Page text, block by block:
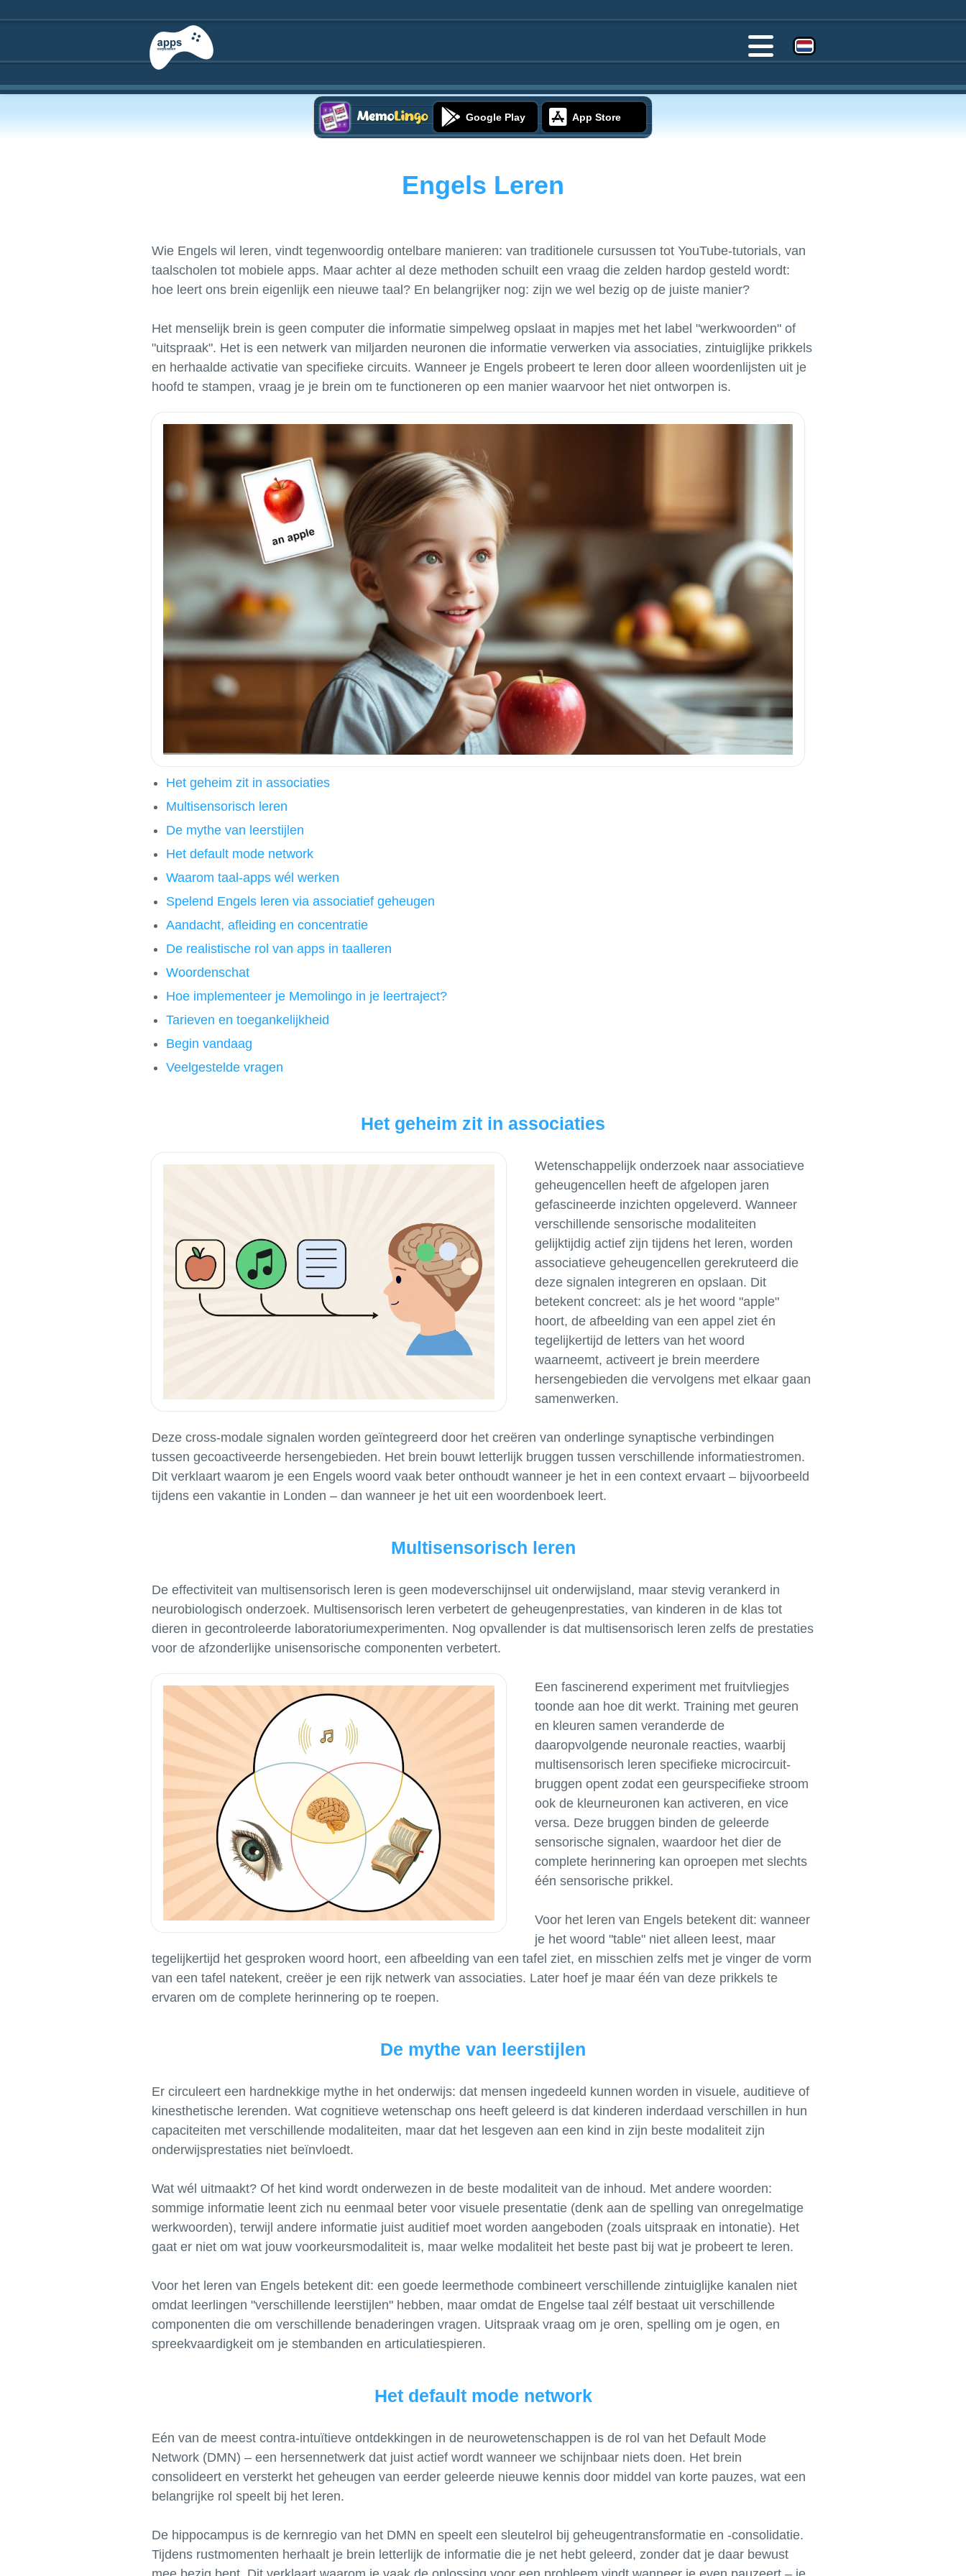
Google Play App Store
Engels Leren
Wie Engels wil leren, vindt tegenwoordig ontelbare manieren: van traditionele cursussen tot YouTube-tutorials, van
taalscholen tot mobiele apps. Maar achter al deze methoden schuilt een vraag die zelden hardop gesteld wordt:
hoe leert ons brein eigenlijk een nieuwe taal? En belangrijker nog: zijn we wel bezig op de juiste manier?
Het menselijk brein is geen computer die informatie simpelweg opslaat in mapjes met het label "werkwoorden" of
"uitspraak". Het is een netwerk van miljarden neuronen die informatie verwerken via associaties, zintuiglijke prikkels
en herhaalde activatie van specifieke circuits. Wanneer je Engels probeert te leren door alleen woordenlijsten uit je
Het geheim zit in associaties
Multisensorisch leren
De mythe van leerstijlen
Het default mode network
Waarom taal-apps wél werken
Spelend Engels leren via associatief geheugen
Aandacht, afleiding en concentratie
De realistische rol van apps in taalleren
Woordenschat
Hoe implementeer je Memolingo in je leertraject?
Tarieven en toegankelijkheid
Begin vandaag
Veelgestelde vragen
Het geheim zit in associaties
Wetenschappelijk onderzoek naar associatieve
geheugencellen heeft de afgelopen jaren
gefascineerde inzichten opgeleverd. Wanneer
verschillende sensorische modaliteiten
gelijktijdig actief zijn tijdens het leren, worden
associatieve geheugencellen gerekruteerd die
deze signalen integreren en opslaan. Dit
betekent concreet: als je het woord "apple"
hoort, de afbeelding van een appel ziet én
tegelijkertijd de letters van het woord
waarneemt, activeert je brein meerdere
hersengebieden die vervolgens met elkaar gaan
samenwerken.
Deze cross-modale signalen worden geïntegreerd door het creëren van onderlinge synaptische verbindingen
tussen gecoactiveerde hersengebieden. Het brein bouwt letterlijk bruggen tussen verschillende informatiestromen.
Dit verklaart waarom je een Engels woord vaak beter onthoudt wanneer je het in een context ervaart – bijvoorbeeld
Multisensorisch leren
De effectiviteit van multisensorisch leren is geen modeverschijnsel uit onderwijsland, maar stevig verankerd in
neurobiologisch onderzoek. Multisensorisch leren verbetert de geheugenprestaties, van kinderen in de klas tot
dieren in gecontroleerde laboratoriumexperimenten. Nog opvallender is dat multisensorisch leren zelfs de prestaties
Een fascinerend experiment met fruitvliegjes
toonde aan hoe dit werkt. Training met geuren
en kleuren samen veranderde de
daaropvolgende neuronale reacties, waarbij
multisensorisch leren specifieke microcircuit-
bruggen opent zodat een geurspecifieke stroom
ook de kleurneuronen kan activeren, en vice
versa. Deze bruggen binden de geleerde
sensorische signalen, waardoor het dier de
complete herinnering kan oproepen met slechts
één sensorische prikkel.
Voor het leren van Engels betekent dit: wanneer
je het woord "table" niet alleen leest, maar
tegelijkertijd het gesproken woord hoort, een afbeelding van een tafel ziet, en misschien zelfs met je vinger de vorm
van een tafel natekent, creëer je een rijk netwerk van associaties. Later hoef je maar één van deze prikkels te
De mythe van leerstijlen
Er circuleert een hardnekkige mythe in het onderwijs: dat mensen ingedeeld kunnen worden in visuele, auditieve of
kinesthetische lerenden. Wat cognitieve wetenschap ons heeft geleerd is dat kinderen inderdaad verschillen in hun
capaciteiten met verschillende modaliteiten, maar dat het lesgeven aan een kind in zijn beste modaliteit zijn
onderwijsprestaties niet beïnvloedt.
Wat wél uitmaakt? Of het kind wordt onderwezen in de beste modaliteit van de inhoud. Met andere woorden:
sommige informatie leent zich nu eenmaal beter voor visuele presentatie (denk aan de spelling van onregelmatige
werkwoorden), terwijl andere informatie juist auditief moet worden aangeboden (zoals uitspraak en intonatie). Het
gaat er niet om wat jouw voorkeursmodaliteit is, maar welke modaliteit het beste past bij wat je probeert te leren.
Voor het leren van Engels betekent dit: een goede leermethode combineert verschillende zintuiglijke kanalen niet
omdat leerlingen "verschillende leerstijlen" hebben, maar omdat de Engelse taal zélf bestaat uit verschillende
componenten die om verschillende benaderingen vragen. Uitspraak vraag om je oren, spelling om je ogen, en
Het default mode network
Eén van de meest contra-intuïtieve ontdekkingen in de neurowetenschappen is de rol van het Default Mode
Network (DMN) – een hersennetwerk dat juist actief wordt wanneer we schijnbaar niets doen. Het brein
consolideert en versterkt het geheugen van eerder geleerde nieuwe kennis door middel van korte pauzes, wat een
belangrijke rol speelt bij het leren.
De hippocampus is de kernregio van het DMN en speelt een sleutelrol bij geheugentransformatie en -consolidatie.
Tijdens rustmomenten herhaalt je brein letterlijk de informatie die je net hebt geleerd, zonder dat je daar bewust